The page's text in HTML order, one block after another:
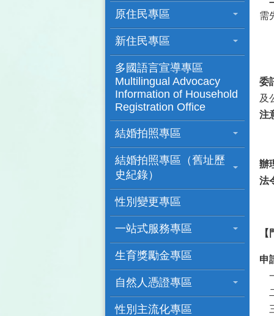
原住民專區
新住民專區
多國語言宣導專區
Multilingual Advocacy
Information of Household
Registration Office
結婚拍照專區
結婚拍照專區（舊址歷
史紀錄）
性別變更專區
一站式服務專區
生育獎勵金專區
自然人憑證專區
性別主流化專區
需
委
及
注
辦
法
申